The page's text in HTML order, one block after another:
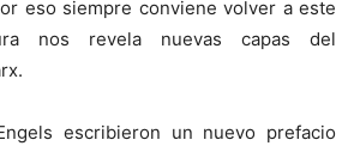
eso siempre conviene volver a este
nos revela nuevas capas del
escribieron un nuevo prefacio